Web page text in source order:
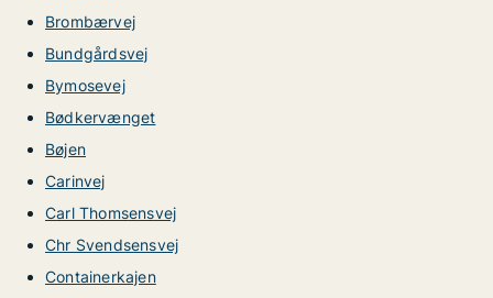
Brombærvej
Bundgårdsvej
Bymosevej
Bødkervænget
Bøjen
Carinvej
Carl Thomsensvej
Chr Svendsensvej
Containerkajen